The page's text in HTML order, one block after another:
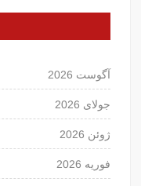
آگوست 2026
جولای 2026
ژوئن 2026
فوریه 2026